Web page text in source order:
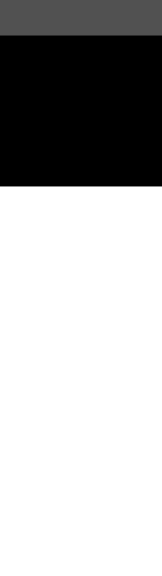
to